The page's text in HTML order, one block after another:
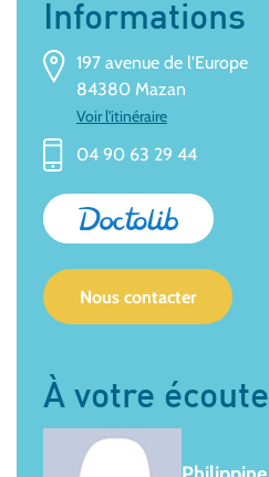
Informations
197 avenue de l'Europe
84380 Mazan
Voir l'itinéraire
04 90 63 29 44
Nous contacter
À votre écoute